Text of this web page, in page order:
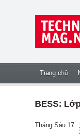
Trang chủ
BESS:
Tháng Sáu 17